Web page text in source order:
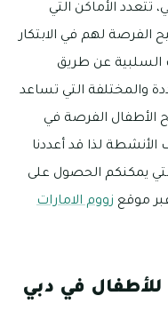
تتعدد الأماكن التي
الفرصة لهم في الابتكار
السلبية عن طريق
والمختلفة التي تساعد
الأطفال الفرصة في
لذا قد أعددنا
يمكنكم الحصول على
موقع زووم الامارات
للأطفال في دبي